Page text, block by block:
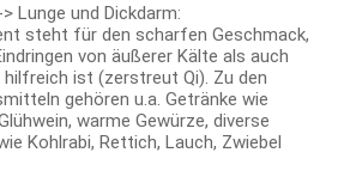
Lunge und Dickdarm:
steht für den scharfen Geschmack,
von äußerer Kälte als auch
hilfreich ist (zerstreut Qi). Zu den
gehören u.a. Getränke wie
warme Gewürze, diverse
Kohlrabi, Rettich, Lauch, Zwiebel